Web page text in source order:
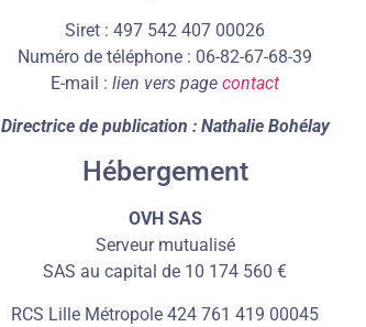
Siret : 497 542 407 00026
Numéro de téléphone : 06-82-67-68-39
E-mail : lien vers page contact
Directrice de publication : Nathalie Bohélay
Hébergement
OVH SAS
Serveur mutualisé
SAS au capital de 10 174 560 €
RCS Lille Métropole 424 761 419 00045